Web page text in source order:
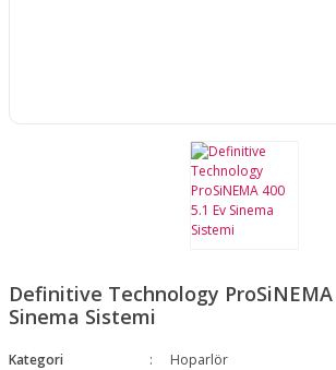
Definitive Technology ProSiNEMA
Sinema Sistemi
Kategori
Hoparlör